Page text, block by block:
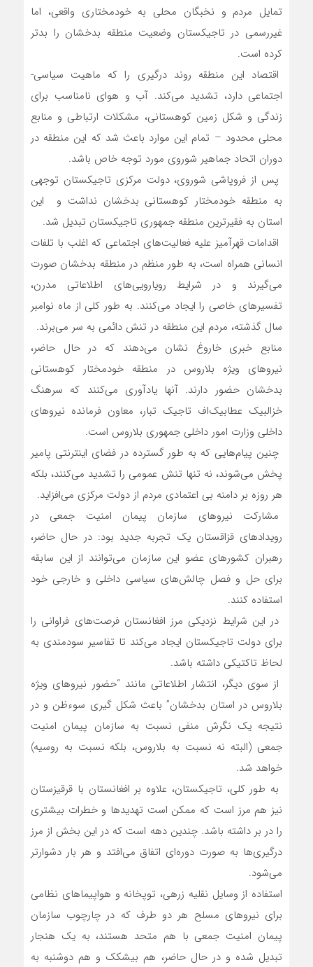
تمایل مردم و نخبگان محلی به خودمختاری واقعی، اما
غیررسمی در تاجیکستان وضعیت منطقه بدخشان را بدتر
کرده است.
اقتصاد این منطقه روند درگیری را که ماهیت سیاسی-
اجتماعی دارد، تشدید می‌کند. آب و هوای نامناسب برای
زندگی و شکل زمین کوهستانی، مشکلات ارتباطی و منابع
محلی محدود – تمام این موارد باعث شد که این منطقه در
دوران اتحاد جماهیر شوروی مورد توجه خاص باشد.
پس از فروپاشی شوروی، دولت مرکزی تاجیکستان توجهی
به منطقه خودمختار کوهستانی بدخشان نداشت و این
استان به فقیرترین منطقه جمهوری تاجیکستان تبدیل شد.
اقدامات قهرآمیز علیه فعالیت‌های اجتماعی که اغلب با تلفات
انسانی همراه است، به طور منظم در منطقه بدخشان صورت
می‌گیرند و در شرایط رویارویی‌های اطلاعاتی مدرن،
تفسیرهای خاصی را ایجاد می‌کنند. به طور کلی از ماه نوامبر
سال گذشته، مردم این منطقه در تنش دائمی به سر می‌برند.
منابع خبری خاروغ نشان می‌دهند که در حال حاضر،
نیروهای ویژه بلاروس در منطقه خودمختار کوهستانی
بدخشان حضور دارند. آنها یادآوری می‌کنند که سرهنگ
خزالبیک عطابیک‌اف تاجیک تبار، معاون فرمانده نیروهای
داخلی وزارت امور داخلی جمهوری بلاروس است.
چنین پیام‌هایی که به طور گسترده در فضای اینترنتی پامیر
پخش می‌شوند، نه تنها تنش عمومی را تشدید می‌کنند، بلکه
هر روزه بر دامنه بی اعتمادی مردم از دولت مرکزی می‌افزاید.
مشارکت نیروهای سازمان پیمان امنیت جمعی در
رویدادهای قزاقستان یک تجربه جدید بود: در حال حاضر،
رهبران کشورهای عضو این سازمان می‌توانند از این سابقه
برای حل و فصل چالش‌های سیاسی داخلی و خارجی خود
استفاده کنند.
در این شرایط نزدیکی مرز افغانستان فرصت‌های فراوانی را
برای دولت تاجیکستان ایجاد می‌کند تا تفاسیر سودمندی به
لحاظ تاکتیکی داشته باشد.
از سوی دیگر، انتشار اطلاعاتی مانند “حضور نیروهای ویژه
بلاروس در استان بدخشان” باعث شکل گیری سوءظن و در
نتیجه یک نگرش منفی نسبت به سازمان پیمان امنیت
جمعی (البته نه نسبت به بلاروس، بلکه نسبت به روسیه)
خواهد شد.
به طور کلی، تاجیکستان، علاوه بر افغانستان با قرقیزستان
نیز هم مرز است که ممکن است تهدیدها و خطرات بیشتری
را در بر داشته باشد. چندین دهه است که در این بخش از مرز
درگیری‌ها به صورت دوره‌ای اتفاق می‌افتد و هر بار دشوارتر
می‌شود.
استفاده از وسایل نقلیه زرهی، توپخانه و هواپیماهای نظامی
برای نیروهای مسلح هر دو طرف که در چارچوب سازمان
پیمان امنیت جمعی با هم متحد هستند، به یک هنجار
تبدیل شده و در حال حاضر، هم بیشکک و هم دوشنبه به